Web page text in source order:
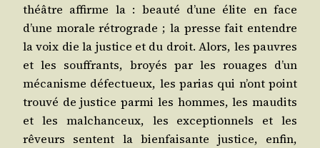
théâtre affirme la : beau­té d’une élite en face
d’une morale rétro­grade ; la presse fait entendre
la voix die la jus­tice et du droit. Alors, les pauvres
et les souf­frants, broyés par les rouages d’un
méca­nisme défec­tueux, les parias qui n’ont point
trou­vé de jus­tice par­mi les hommes, les mau­dits
et les mal­chan­ceux, les excep­tion­nels et les
rêveurs sentent la bien­fai­sante jus­tice, enfin,